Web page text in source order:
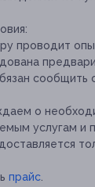
проводит
сообщить
о
услугам и
прайс